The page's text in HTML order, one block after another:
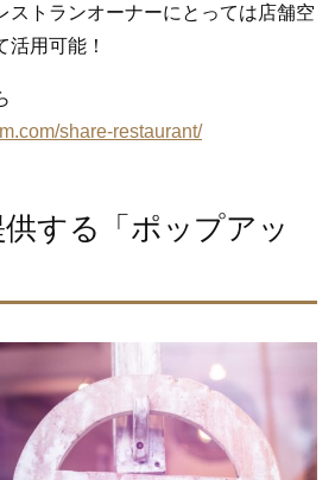
ストランオーナーにとっては店舗空
活用可能！
share-restaurant/
する「ポップアッ